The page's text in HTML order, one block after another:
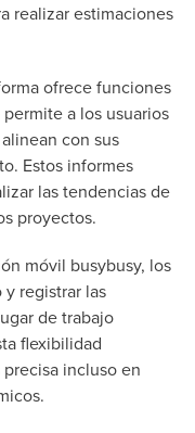
realizar estimaciones
ofrece funciones
a los usuarios
con sus
Estos informes
las tendencias de
proyectos.
móvil busybusy, los
registrar las
de trabajo
flexibilidad
incluso en